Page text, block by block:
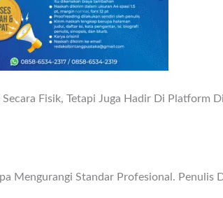
Fisik, Tetapi Juga Hadir Di Platform
Mengurangi Standar Profesional. Penulis